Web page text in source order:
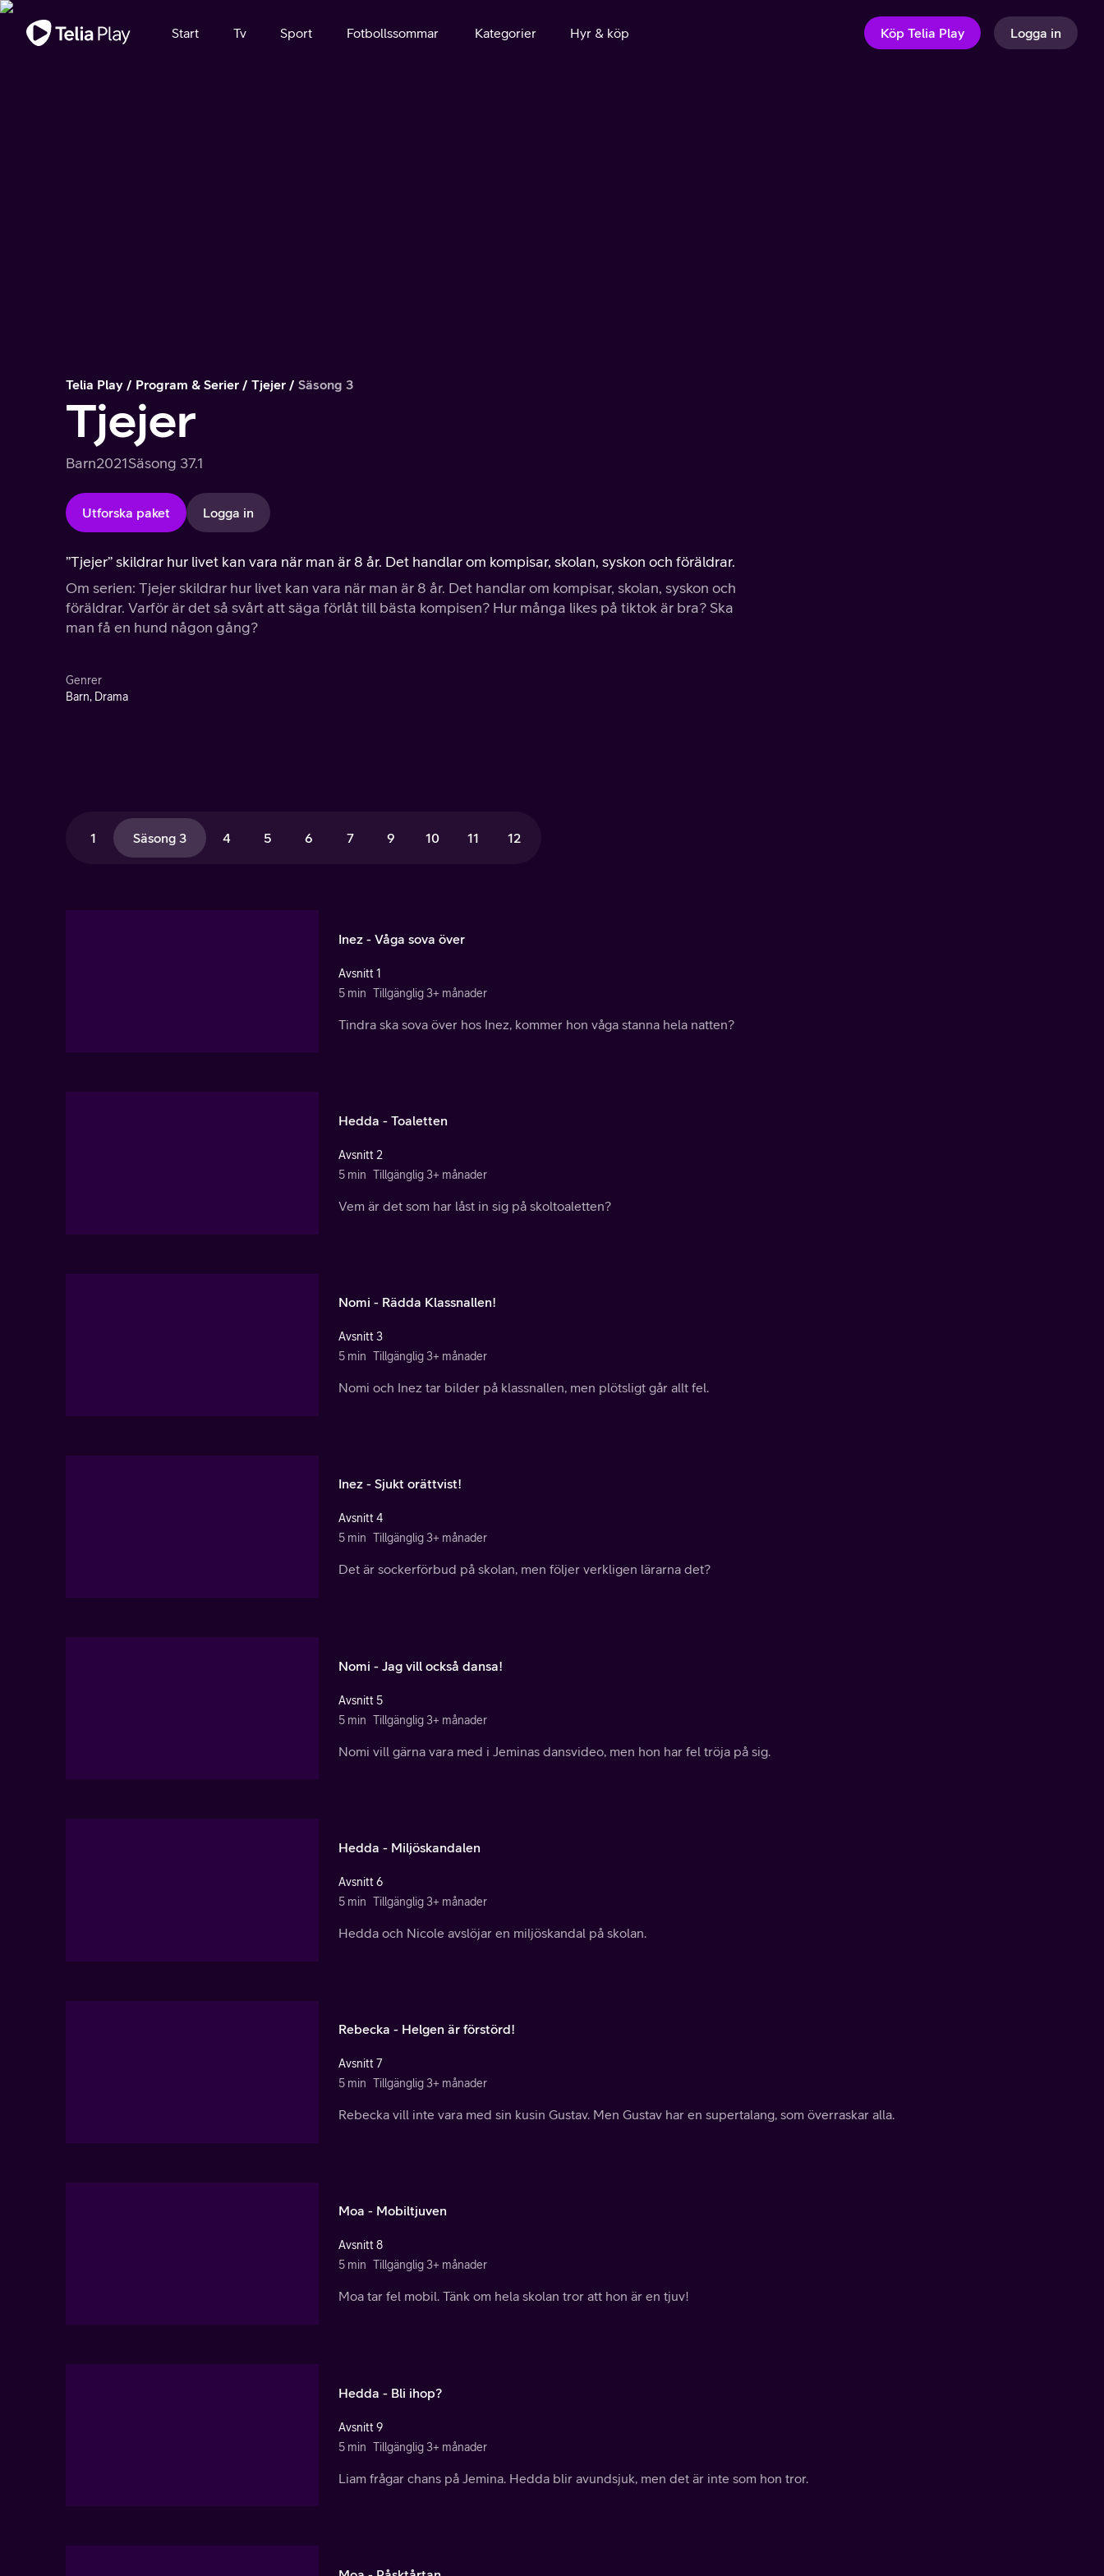
Viktigt meddelande
Start Tv Sport Fotbollssommar Kategorier Hyr & köp Köp Telia Play Logga in
Telia Play Program & Serier Tjejer Säsong 3
Tjejer
Barn2021Säsong 37.1
Utforska paket Logga in
”Tjejer” skildrar hur livet kan vara när man är 8 år. Det handlar om kompisar, skolan, syskon och föräldrar.
Om serien: Tjejer skildrar hur livet kan vara när man är 8 år. Det handlar om kompisar, skolan, syskon och
föräldrar. Varför är det så svårt att säga förlåt till bästa kompisen? Hur många likes på tiktok är bra? Ska
man få en hund någon gång?
Genrer
Barn, Drama
1 Säsong 3 4 5 6 7 9 10 11 12
Inez - Våga sova över
Avsnitt 1
5 min Tillgänglig 3+ månader
Tindra ska sova över hos Inez, kommer hon våga stanna hela natten?
Hedda - Toaletten
Avsnitt 2
5 min Tillgänglig 3+ månader
Vem är det som har låst in sig på skoltoaletten?
Nomi - Rädda Klassnallen!
Avsnitt 3
5 min Tillgänglig 3+ månader
Nomi och Inez tar bilder på klassnallen, men plötsligt går allt fel.
Inez - Sjukt orättvist!
Avsnitt 4
5 min Tillgänglig 3+ månader
Det är sockerförbud på skolan, men följer verkligen lärarna det?
Nomi - Jag vill också dansa!
Avsnitt 5
5 min Tillgänglig 3+ månader
Nomi vill gärna vara med i Jeminas dansvideo, men hon har fel tröja på sig.
Hedda - Miljöskandalen
Avsnitt 6
5 min Tillgänglig 3+ månader
Hedda och Nicole avslöjar en miljöskandal på skolan.
Rebecka - Helgen är förstörd!
Avsnitt 7
5 min Tillgänglig 3+ månader
Rebecka vill inte vara med sin kusin Gustav. Men Gustav har en supertalang, som överraskar alla.
Moa - Mobiltjuven
Avsnitt 8
5 min Tillgänglig 3+ månader
Moa tar fel mobil. Tänk om hela skolan tror att hon är en tjuv!
Hedda - Bli ihop?
Avsnitt 9
5 min Tillgänglig 3+ månader
Liam frågar chans på Jemina. Hedda blir avundsjuk, men det är inte som hon tror.